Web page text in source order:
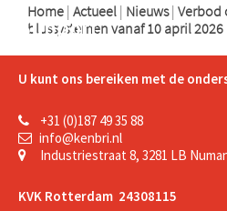
Home | Actueel | Nieuws | Verbod
blussystemen vanaf 10 april 2026
Support
U kunt ons bereiken met de
+31 (0)187 49 35 88
info@kenbri.nl
Industriestraat 8, 3281 LB
KVK Rotterdam 24308115